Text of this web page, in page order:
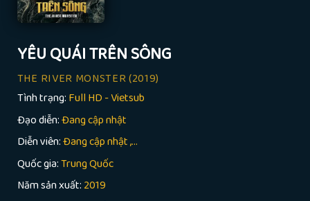
YÊU QUÁI TRÊN SÔNG
THE RIVER MONSTER(2019)
Tình trạng: Full HD - Vietsub
Đạo diễn:Đang cập nhật
Diễn viên:Đang cập nhật ,...
Quốc gia:Trung Quốc
Năm sản xuất: 2019